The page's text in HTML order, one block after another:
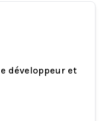
développeur et